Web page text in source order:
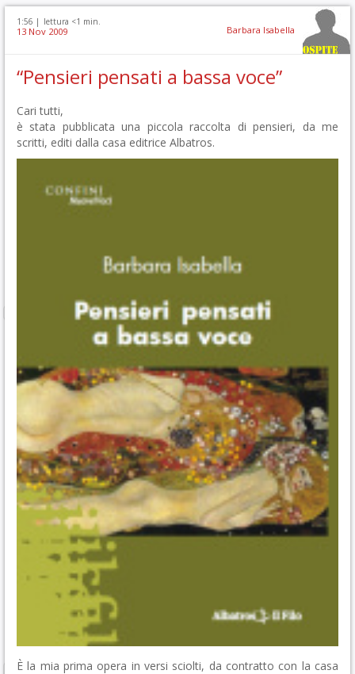
1:56 | lettura <1 min.
13 Nov 2009 Barbara Isabella
“Pensieri pensati a bassa voce”
Cari tutti,
è stata pubblicata una piccola raccolta di pensieri, da me
scritti, editi dalla casa editrice Albatros.
È la mia prima opera in versi sciolti, da contratto con la casa